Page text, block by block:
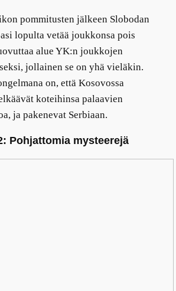
pommitusten jälkeen Slobodan
lopulta vetää joukkonsa pois
alue YK:n joukkojen
jollainen se on yhä vieläkin.
on, että Kosovossa
koteihinsa palaavien
ja pakenevat Serbiaan.
Pohjattomia mysteerejä